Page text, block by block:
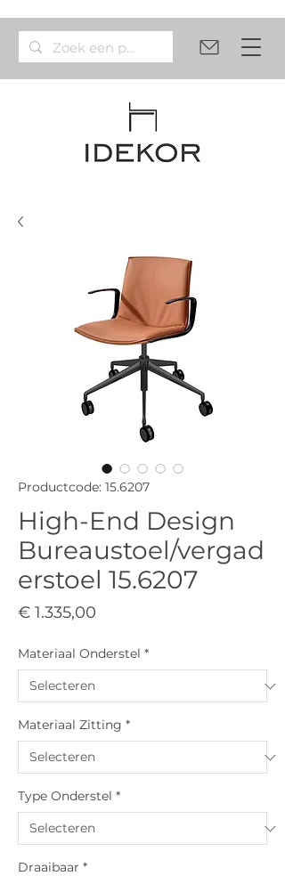
Productcode: 15.6207
High-End Design
Bureaustoel/vergad
erstoel 15.6207
€ 1.335,00
Materiaal Onderstel *
Materiaal Zitting *
Type Onderstel *
Draaibaar *